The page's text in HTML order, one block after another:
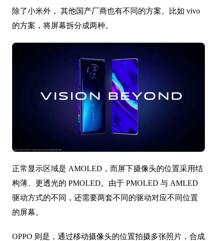
除了小米外， 其他国产厂商也有不同的方案。比如 vivo
的方案，将屏幕拆分成两种。
正常显示区域是 AMOLED，而屏下摄像头的位置采用结
构薄、更透光的 PMOLED。由于 PMOLED 与 AMLED
驱动方式的不同，还需要两套不同的驱动对应不同位置
的屏幕。
OPPO 则是，通过移动摄像头的位置拍摄多张照片，合成